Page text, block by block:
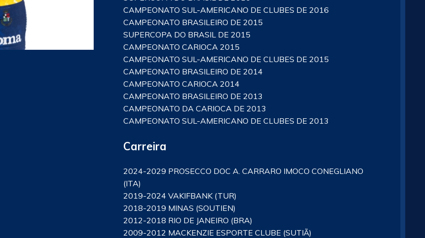
CAMPEONATO SUL-AMERICANO DE CLUBES DE 2016
CAMPEONATO BRASILEIRO DE 2015
SUPERCOPA DO BRASIL DE 2015
CAMPEONATO CARIOCA 2015
CAMPEONATO SUL-AMERICANO DE CLUBES DE 2015
CAMPEONATO BRASILEIRO DE 2014
CAMPEONATO CARIOCA 2014
CAMPEONATO BRASILEIRO DE 2013
CAMPEONATO DA CARIOCA DE 2013
CAMPEONATO SUL-AMERICANO DE CLUBES DE 2013
Carreira
2024-2029 PROSECCO DOC A. CARRARO IMOCO CONEGLIANO
(ITA)
2019-2024 VAKIFBANK (TUR)
2018-2019 MINAS (SOUTIEN)
2012-2018 RIO DE JANEIRO (BRA)
2009-2012 MACKENZIE ESPORTE CLUBE (SUTIÃ)